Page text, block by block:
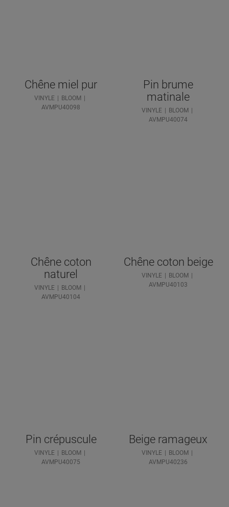
Chêne miel pur
VINYLE
BLOOM
AVMPU40098
Pin brume
matinale
VINYLE
BLOOM
AVMPU40074
Chêne coton
naturel
VINYLE
BLOOM
AVMPU40104
Chêne coton beige
VINYLE
BLOOM
AVMPU40103
Pin crépuscule
VINYLE
BLOOM
AVMPU40075
Beige ramageux
VINYLE
BLOOM
AVMPU40236